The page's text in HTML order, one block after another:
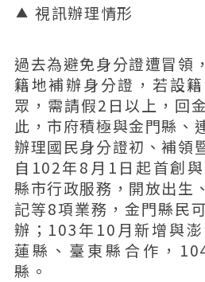
視訊辦理情形
過去為避免身分證遭冒領
籍地補辦身分證，若設
眾，需請假2日以上，回
此，市府積極與金門縣、
辦理國民身分證初、補領
自102年8月1日起首創
縣市行政服務，開放出生
記等8項業務，金門縣民
辦；103年10月新增與
蓮縣、臺東縣合作，
縣。